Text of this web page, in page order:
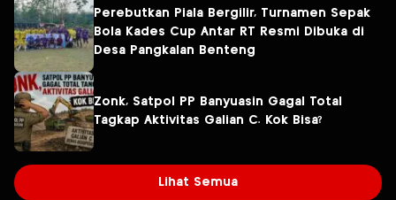
Perebutkan Piala Bergilir, Turnamen Sepak
Bola Kades Cup Antar RT Resmi Dibuka di
Desa Pangkalan Benteng
Zonk, Satpol PP Banyuasin Gagal Total
Tagkap Aktivitas Galian C. Kok Bisa?
Lihat Semua